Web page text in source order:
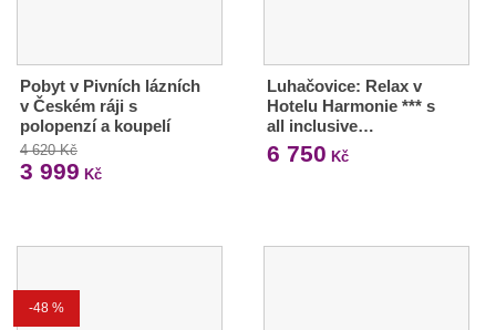
Pobyt v Pivních lázních
v Českém ráji s
polopenzí a koupelí
4 620 Kč
3 999 Kč
Luhačovice: Relax v
Hotelu Harmonie *** s
all inclusive…
6 750 Kč
-48 %